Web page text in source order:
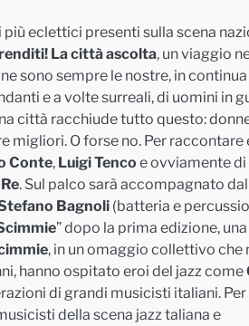
più eclettici presenti sulla scena
La città ascolta, un viaggio
sono sempre le nostre, in continua
e a volte surreali, di uomini in
città racchiude tutto questo:
migliori. O forse no. Per raccontare
Conte, Luigi Tenco e ovviamente di
. Sul palco sarà accompagnato
Bagnoli (batteria e
” dopo la prima edizione,
, in un omaggio collettivo che
hanno ospitato eroi del jazz come
di grandi musicisti italiani. Per
della scena jazz taliana e